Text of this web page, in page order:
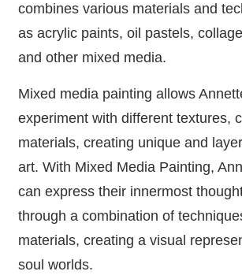
combines various materials and
as acrylic paints, oil pastels,
and other mixed media.
Mixed media painting allows
experiment with different textures,
materials, creating unique and
art. With Mixed Media Painting,
can express their innermost
through a combination of
materials, creating a visual
soul worlds.